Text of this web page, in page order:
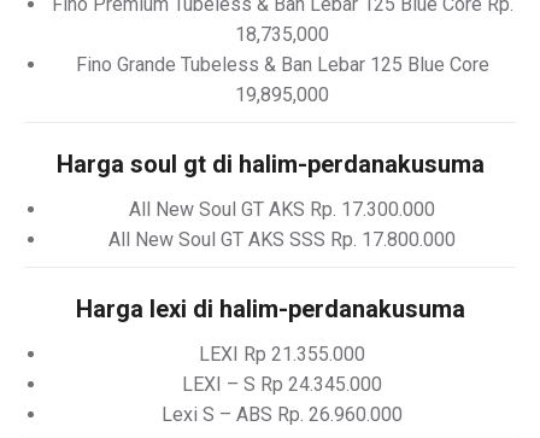
18,735,000
Fino Grande Tubeless & Ban Lebar 125 Blue Core
19,895,000
Harga soul gt di halim-perdanakusuma
All New Soul GT AKS Rp. 17.300.000
All New Soul GT AKS SSS Rp. 17.800.000
Harga lexi di halim-perdanakusuma
LEXI Rp 21.355.000
LEXI – S Rp 24.345.000
Lexi S – ABS Rp. 26.960.000